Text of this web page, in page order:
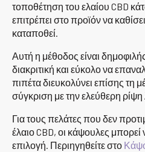
τοποθέτηση του ελαίου CBD
επιτρέπει στο προϊόν να
καταποθεί.
Αυτή η μέθοδος είναι
διακριτική και εύκολο να
πιπέτα διευκολύνει επίσης τη
σύγκριση με την ελεύθερη ρίψη
Για τους πελάτες που δεν
έλαιο CBD, οι κάψουλες μπορεί
επιλογή. Περιηγηθείτε στο